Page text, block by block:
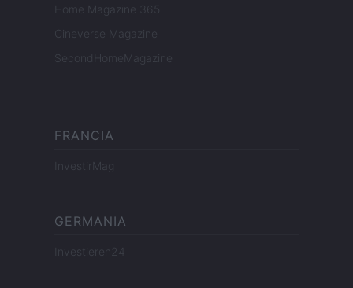
Home Magazine 365
Cineverse Magazine
SecondHomeMagazine
FRANCIA
InvestirMag
GERMANIA
Investieren24